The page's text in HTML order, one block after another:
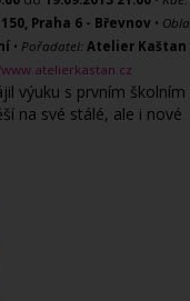
Praha 6 - Břevnov •
• Pořadatel: Atelier Kaštan
výuku s prvním školním
na své stálé, ale i nové